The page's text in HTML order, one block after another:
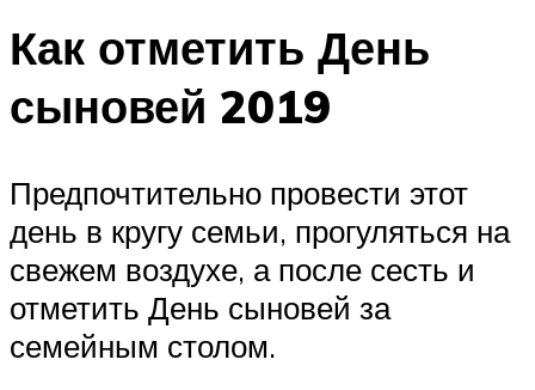
Как отметить День
сыновей 2019
Предпочтительно провести этот
день в кругу семьи, прогуляться на
свежем воздухе, а после сесть и
отметить День сыновей за
семейным столом.